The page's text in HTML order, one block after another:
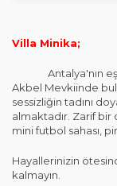
Villa Minika;
Antalya'nın
Akbel Mevkiinde
sessizliğin tadını
almaktadır. Zarif bir
mini futbol sahası,
Hayallerinizin
kalmayın.